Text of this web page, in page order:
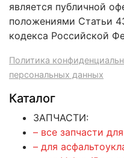
является публичной
положениями Статьи
кодекса Российской
Политика
персональных данных
Каталог
ЗАПЧАСТИ:
– все запчасти
– для